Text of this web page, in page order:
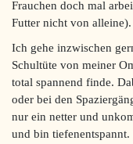
Frauchen doch mal
Futter nicht von alleine).
Ich gehe inzwischen
Schultüte von meiner
total spannend finde.
oder bei den
nur ein netter und
und bin tiefenentspannt.